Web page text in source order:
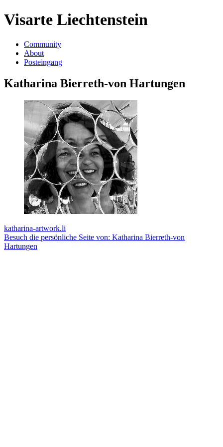
Visarte Liechtenstein
Community
About
Posteingang
Katharina Bierreth-von Hartungen
katharina-artwork.li
Besuch die persönliche Seite von: Katharina Bierreth-von
Hartungen